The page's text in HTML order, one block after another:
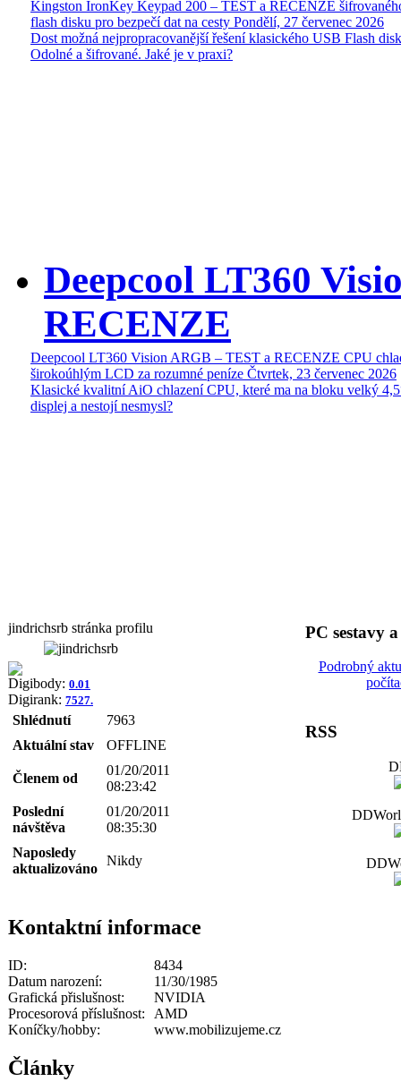
Kingston IronKey Keypad 200 – TEST a RECENZE
flash disku pro bezpečí dat na cesty Pondělí, 27 červenec 2026
Dost možná nejpropracovanější řešení klasického USB Flash
Odolné a šifrované. Jaké je v praxi?
Deepcool LT360
RECENZE
Deepcool LT360 Vision ARGB – TEST a RECENZE CPU
širokoúhlým LCD za rozumné peníze Čtvrtek, 23 červenec 2026
Klasické kvalitní AiO chlazení CPU, které ma na bloku velký
displej a nestojí nesmysl?
jindrichsrb stránka profilu
Digibody: 0.01
Digirank: 7527.
Shlédnutí
7963
Aktuální stav
OFFLINE
Členem od
01/20/2011
08:23:42
Poslední
návštěva
01/20/2011
08:35:30
Naposledy
aktualizováno
Nikdy
Kontaktní informace
ID:
8434
Datum narození:
11/30/1985
Grafická přislušnost:
NVIDIA
Procesorová příslušnost:
AMD
Koníčky/hobby:
www.mobilizujeme.cz
Články
PC sestavy
Podrobný
RSS